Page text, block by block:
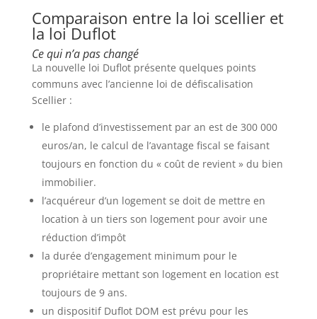
Comparaison entre la loi scellier et
la loi Duflot
Ce qui n’a pas changé
La nouvelle loi Duflot présente quelques points
communs avec l’ancienne loi de défiscalisation
Scellier :
le plafond d’investissement par an est de 300 000
euros/an, le calcul de l’avantage fiscal se faisant
toujours en fonction du « coût de revient » du bien
immobilier.
l’acquéreur d’un logement se doit de mettre en
location à un tiers son logement pour avoir une
réduction d’impôt
la durée d’engagement minimum pour le
propriétaire mettant son logement en location est
toujours de 9 ans.
un dispositif Duflot DOM est prévu pour les